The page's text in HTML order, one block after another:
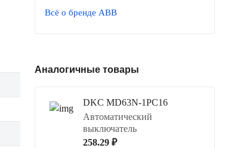
Всё о бренде ABB
Аналогичные товары
DKC MD63N-1PC16
Автоматический
выключатель
258.29 ₽